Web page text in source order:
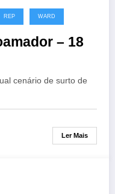
REP WARD
– 18
cenário de surto de
Ler Mais